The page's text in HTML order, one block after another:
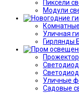
Пиксели
Модули
Уличная
Гирлянды
Уличные
Садовые